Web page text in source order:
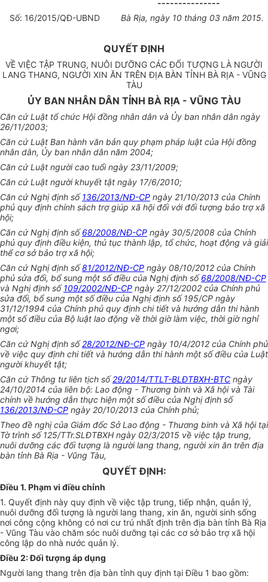
---------------
Số: 16/2015/QĐ-UBND Bà Rịa, ngày 10 tháng 03 năm 2015.
QUYẾT ĐỊNH
VỀ VIỆC TẬP TRUNG, NUÔI DƯỠNG CÁC ĐỐI TƯỢNG LÀ NGƯỜI
LANG THANG, NGƯỜI XIN ĂN TRÊN ĐỊA BÀN TỈNH BÀ RỊA - VŨNG
TÀU
ỦY BAN NHÂN DÂN TỈNH BÀ RỊA - VŨNG TÀU
Căn cứ Luật tổ chức Hội đồng nhân dân và Ủy ban nhân dân ngày
26/11/2003;
Căn cứ Luật Ban hành văn bản quy phạm pháp luật của Hội đồng
nhân dân, Ủy ban nhân dân năm 2004;
Căn cứ Luật người cao tuổi ngày 23/11/2009;
Căn cứ Luật người khuyết tật ngày 17/6/2010;
Căn cứ Nghị định số136/2013/NĐ-CP ngày 21/10/2013 của Chính
phủ quy định chính sách trợ giúp xã hội đối với đối tượng bảo trợ xã
hội;
Căn cứ Nghị định số68/2008/NĐ-CP ngày 30/5/2008 của Chính
phủ quy định điều kiện, thủ tục thành lập, tổ chức, hoạt động và giải
thể cơ sở bảo trợ xã hội;
Căn cứ Nghị định số81/2012/NĐ-CP ngày 08/10/2012 của Chính
phủ sửa đổi, bổ sung một số điều của Nghị định số68/2008/NĐ-CP
và Nghị định số109/2002/NĐ-CP ngày 27/12/2002 của Chính phủ
sửa đổi, bổ sung một số điều của Nghị định số 195/CP ngày
31/12/1994 của Chính phủ quy định chi tiết và hướng dẫn thi hành
một số điều của Bộ luật lao động về thời giờ làm việc, thời giờ nghỉ
ngơi;
Căn cứ Nghị định số28/2012/NĐ-CP ngày 10/4/2012 của Chính phủ
về việc quy định chi tiết và hướng dẫn thi hành một số điều của Luật
người khuyết tật;
Căn cứ Thông tư liên tịch số29/2014/TTLT-BLĐTBXH-BTC ngày
24/10/2014 của liên bộ: Lao động - Thương binh và Xã hội và Tài
chính về hướng dẫn thực hiện một số điều của Nghị định số
136/2013/NĐ-CP ngày 20/10/2013 của Chính phủ;
Theo đề nghị của Giám đốc Sở Lao động - Thương binh và Xã hội tại
Tờ trình số 125/TTr.SLĐTBXH ngày 02/3/2015 về việc tập trung,
nuôi dưỡng các đối tượng là người lang thang, người xin ăn trên địa
bàn tỉnh Bà Rịa - Vũng Tàu,
QUYẾT ĐỊNH:
Điều 1. Phạm vi điều chỉnh
1. Quyết định này quy định về việc tập trung, tiếp nhận, quản lý,
nuôi dưỡng đối tượng là người lang thang, xin ăn, người sinh sống
nơi công cộng không có nơi cư trú nhất định trên địa bàn tỉnh Bà Rịa
- Vũng Tàu vào chăm sóc nuôi dưỡng tại các cơ sở bảo trợ xã hội
công lập do nhà nước quản lý.
Điều 2: Đối tượng áp dụng
Người lang thang trên địa bàn tỉnh quy định tại Điều 1 bao gồm: